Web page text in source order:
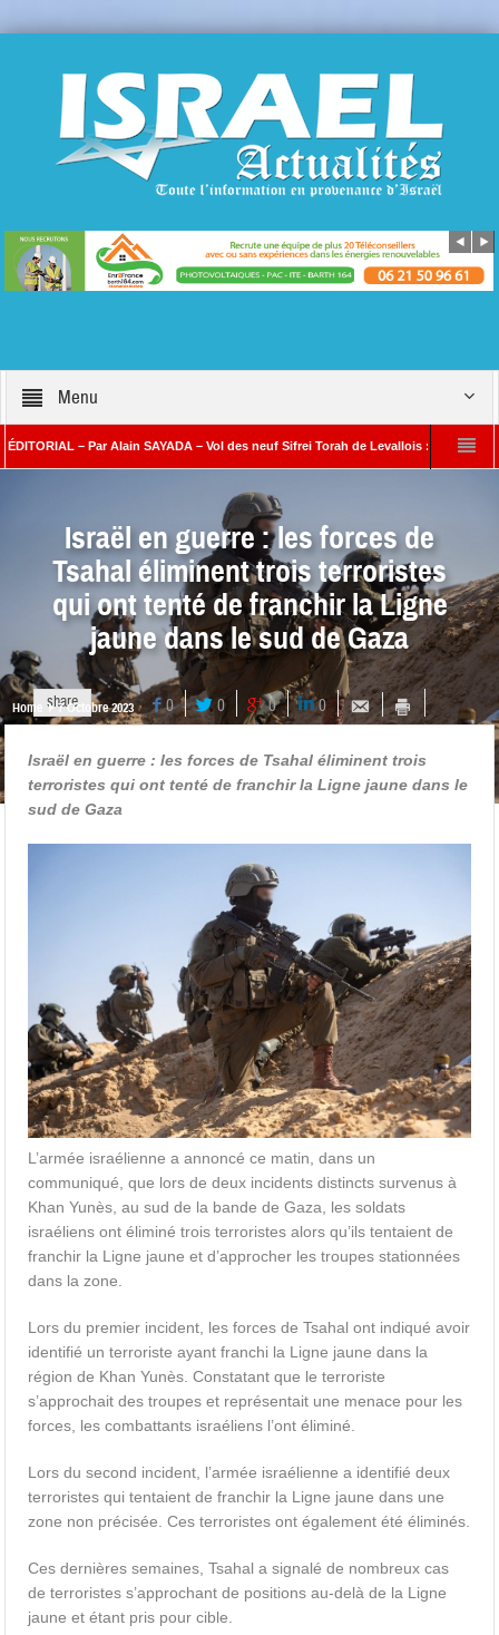
Menu
– Par Alain SAYADA – Vol des neuf Sifrei Torah de Levallois : jusqu’à quand le
Benjamin Netanyahou à l’Iran : « Si vous nous attaquez, notre
Israël en guerre : les forces de
Tsahal éliminent trois terroristes
qui ont tenté de franchir la Ligne
jaune dans le sud de Gaza
share 0 0 0 0
Home 7 Octobre 2023
Israël en guerre : les forces de Tsahal éliminent trois
terroristes qui ont tenté de franchir la Ligne jaune dans le
sud de Gaza
L’armée israélienne a annoncé ce matin, dans un
communiqué, que lors de deux incidents distincts survenus à
Khan Yunès, au sud de la bande de Gaza, les soldats
israéliens ont éliminé trois terroristes alors qu’ils tentaient de
franchir la Ligne jaune et d’approcher les troupes stationnées
dans la zone.
Lors du premier incident, les forces de Tsahal ont indiqué avoir
identifié un terroriste ayant franchi la Ligne jaune dans la
région de Khan Yunès. Constatant que le terroriste
s’approchait des troupes et représentait une menace pour les
forces, les combattants israéliens l’ont éliminé.
Lors du second incident, l’armée israélienne a identifié deux
terroristes qui tentaient de franchir la Ligne jaune dans une
zone non précisée. Ces terroristes ont également été éliminés.
Ces dernières semaines, Tsahal a signalé de nombreux cas
de terroristes s’approchant de positions au-delà de la Ligne
jaune et étant pris pour cible.